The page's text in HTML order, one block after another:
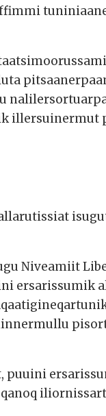
illersuinermut
Niveamiit
ersarissumik